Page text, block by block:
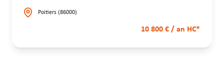
Poitiers (86000)
10 800 € / an HC*